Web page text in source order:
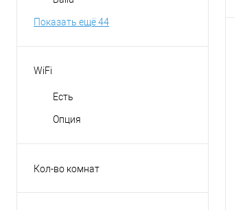
Показать ещё 44
WiFi
Есть
Опция
Кол-во комнат